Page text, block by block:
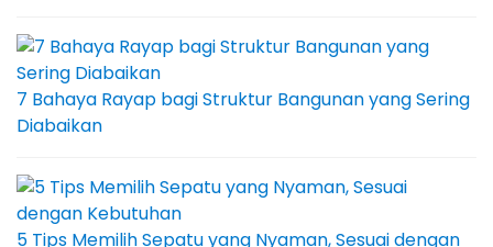
7 Bahaya Rayap bagi Struktur Bangunan yang Sering
Diabaikan
5 Tips Memilih Sepatu yang Nyaman, Sesuai dengan